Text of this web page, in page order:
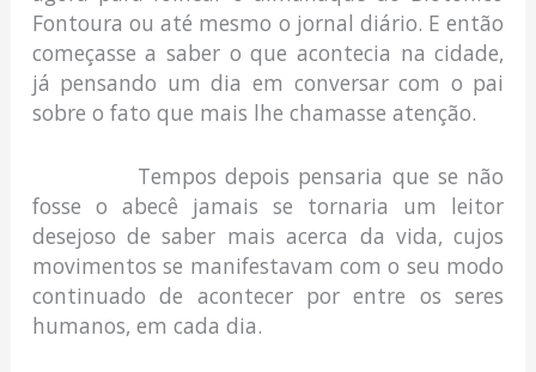
Fontoura ou até mesmo o jornal diário. E então
começasse a saber o que acontecia na cidade,
já pensando um dia em conversar com o pai
sobre o fato que mais lhe chamasse atenção.
Tempos depois pensaria que se não
fosse o abecê jamais se tornaria um leitor
desejoso de saber mais acerca da vida, cujos
movimentos se manifestavam com o seu modo
continuado de acontecer por entre os seres
humanos, em cada dia.